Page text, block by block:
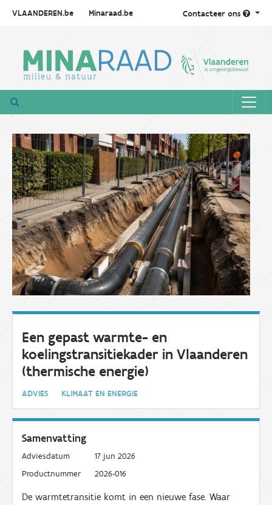
VLAANDEREN.be Minaraad.be Contacteer ons
Een gepast warmte- en
koelingstransitiekader in Vlaanderen
(thermische energie)
ADVIES KLIMAAT EN ENERGIE
Samenvatting
Adviesdatum
17 jun 2026
Productnummer
2026-016
De warmtetransitie komt in een nieuwe fase. Waar